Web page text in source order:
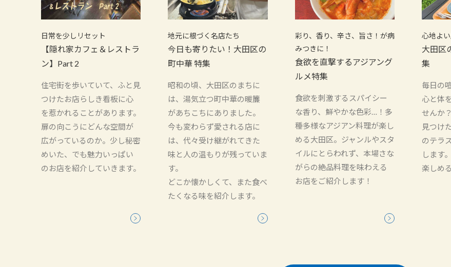
日常を少しリセット
【隠れ家カフェ＆レストラ
ン】Part 2
住宅街を歩いていて、ふと見
つけたお店らしき看板に心
を惹かれることがあります。
扉の向こうにどんな空間が
広がっているのか。少し秘密
めいた、でも魅力いっぱい
のお店を紹介していきます。
地元に根づく名店たち
今日も寄りたい！大田区の
町中華 特集
昭和の頃、大田区のまちに
は、湯気立つ町中華の暖簾
があちこちにありました。
今も変わらず愛される店に
は、代々受け継がれてきた
味と人の温もりが残っていま
す。
どこか懐かしくて、また食べ
たくなる味を紹介します。
彩り、香り、辛さ、旨さ！が病
みつきに！
食欲を直撃するアジアング
ルメ特集
食欲を刺激するスパイシー
な香り、鮮やかな色彩…！多
種多様なアジアン料理が楽し
める大田区。ジャンルやスタ
イルにとらわれず、本場さな
がらの絶品料理を味わえる
お店をご紹介します！
心地よ
大田区
集
毎日の
心と体
せんか
見つけ
のテラ
します
楽しめ